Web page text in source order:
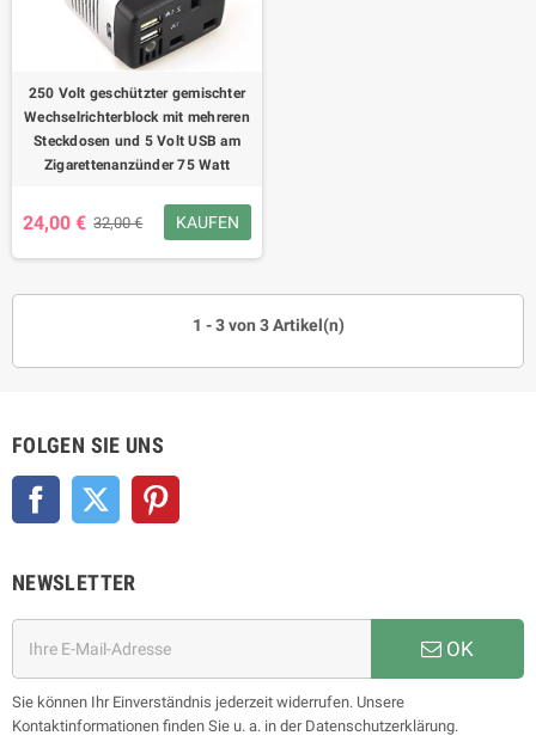
250 Volt geschützter gemischter
Wechselrichterblock mit mehreren
Steckdosen und 5 Volt USB am
Zigarettenanzünder 75 Watt
24,00 € 32,00 € KAUFEN
1 - 3 von 3 Artikel(n)
FOLGEN SIE UNS
Facebook Twitter
NEWSLETTER
OK
Sie können Ihr Einverständnis jederzeit widerrufen. Unsere
Kontaktinformationen finden Sie u. a. in der Datenschutzerklärung.